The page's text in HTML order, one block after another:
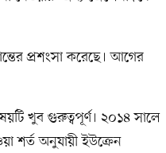
প্রশংসা করেছে। আগের
খুব গুরুত্বপূর্ণ। ২০১৪ সালে
শর্ত অনুযায়ী ইউক্রেন